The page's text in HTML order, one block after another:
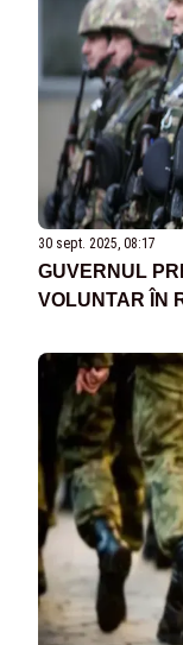
30 sept. 2025, 08:17
GUVERNUL
VOLUNTAR ÎN